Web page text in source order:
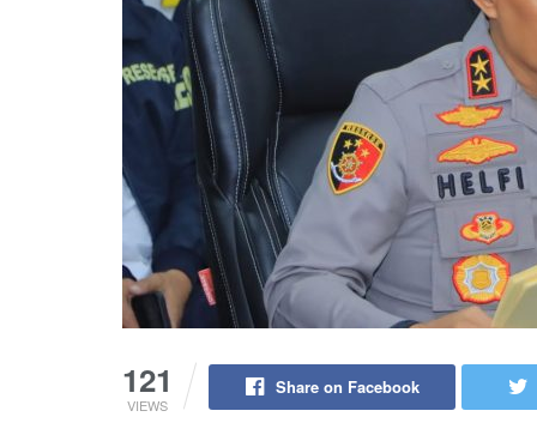
121
VIEWS
Share on Facebook